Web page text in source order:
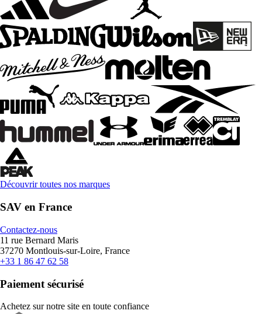
Découvrir toutes nos marques
SAV en France
Contactez-nous
11 rue Bernard Maris
37270 Montlouis-sur-Loire, France
+33 1 86 47 62 58
Paiement sécurisé
Achetez sur notre site en toute confiance